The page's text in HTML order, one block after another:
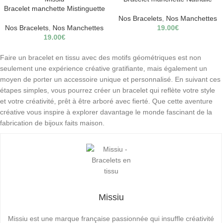
Bracelet manchette Mistinguette
Nos Bracelets Nos Manchettes
19.00€
Nos Bracelets Nos Manchettes
19.00€
Faire un bracelet en tissu avec des motifs géométriques est non
seulement une expérience créative gratifiante, mais également un
moyen de porter un accessoire unique et personnalisé. En suivant ces
étapes simples, vous pourrez créer un bracelet qui reflète votre style
et votre créativité, prêt à être arboré avec fierté. Que cette aventure
créative vous inspire à explorer davantage le monde fascinant de la
fabrication de bijoux faits maison.
Missiu
Missiu est une marque française passionnée qui insuffle créativité